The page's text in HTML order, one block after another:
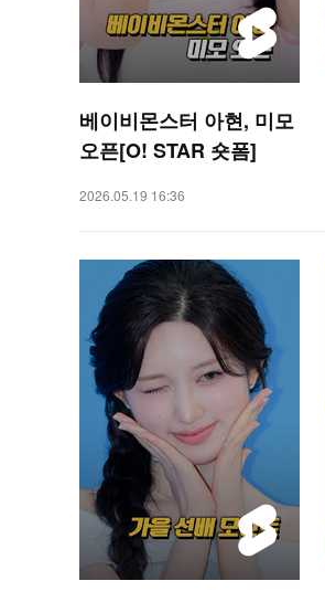
베이비몬스터 아현, 미모
오픈[O! STAR 숏폼]
2026.05.19 16:36